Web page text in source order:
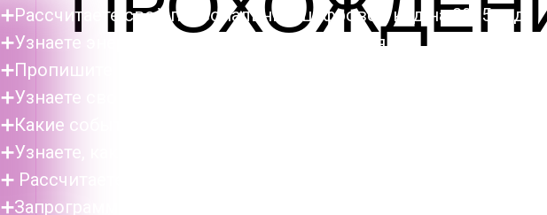
➕Рассчитаете свой персональный цифровой код на 2025 год
➕Узнаете энергию каждой цифры лично для вас
➕Пропишите план внедрения кода в свою жизнь
➕Узнаете свой финансовый код на приобретение
➕Какие события вас будут ожидать в 2025 году,
➕Узнаете, как запрограммировать ежедневные события на
➕ Рассчитаете свой личный код удачи
➕Запрограммируете финансовое расширение в любимом деле